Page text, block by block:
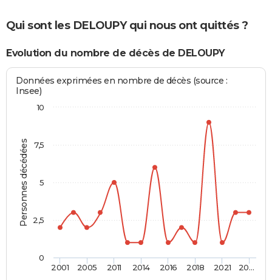
Qui sont les DELOUPY qui nous ont quittés ?
Evolution du nombre de décès de DELOUPY
Personnes décédées
Données exprimées en nombre de décès (source :
Insee)
2001 2005 2011 2014 2016 2018 2021 20…
0
2,5
5
7,5
10